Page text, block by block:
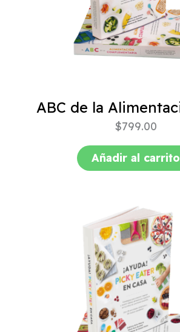
$799.00
Añadir al carrito